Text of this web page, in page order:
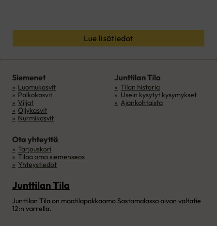
Lue lisätiedot
Junttilan Tila
Junttilan Tila on maatilapakkaamo Sastamalassa aivan valtatie
12:n varrella.
Siemenet
Luomukasvit
Palkokasvit
Viljat
Öljykasvit
Nurmikasvit
Junttilan Tila
Tilan historia
Usein kysytyt kysymykset
Ajankohtaista
Ota yhteyttä
Tarjouskori
Tilaa oma siemenseos
Yhteystiedot